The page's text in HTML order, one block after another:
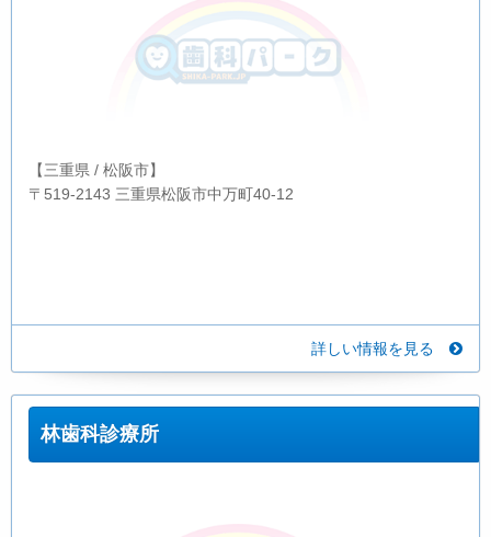
【三重県 / 松阪市】
〒519-2143 三重県松阪市中万町40-12
詳しい情報を見る
林歯科診療所